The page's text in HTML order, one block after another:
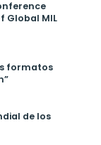
Global MIL
formatos
de los